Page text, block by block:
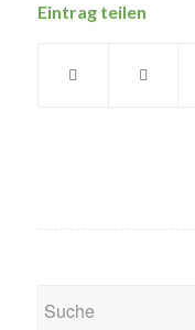
Eintrag teilen